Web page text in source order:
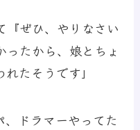
『ぜひ、やりなさい
ったから、娘とちょ
たそうです」
、ドラマーやってた